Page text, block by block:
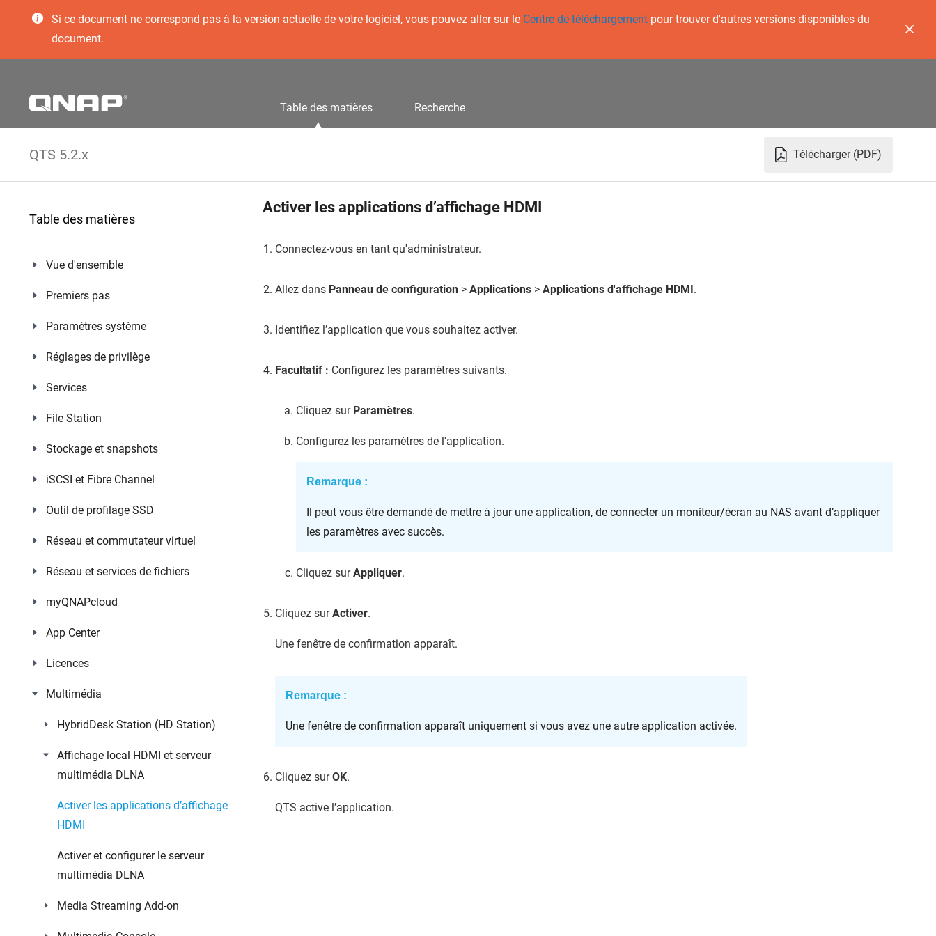
Si ce document ne correspond pas à la version actuelle de votre logiciel, vous pouvez aller sur le Centre de téléchargementpour trouver d'autres versions disponibles du
document.
Table des matières Recherche
QTS 5.2.x Télécharger (PDF)
Table des matières
Vue d'ensemble
Premiers pas
Paramètres système
Réglages de privilège
Services
File Station
Stockage et snapshots
iSCSI et Fibre Channel
Outil de profilage SSD
Réseau et commutateur virtuel
Réseau et services de fichiers
myQNAPcloud
App Center
Licences
Multimédia
HybridDesk Station (HD Station)
Affichage local HDMI et serveur
multimédia DLNA
Activer les applications d’affichage
HDMI
Activer et configurer le serveur
multimédia DLNA
Media Streaming Add-on
Activer les applications d’affichage HDMI
Connectez-vous en tant qu'administrateur.
Allez dans Panneau de configuration > Applications > Applications d'affichage HDMI.
Identifiez l’application que vous souhaitez activer.
Facultatif : Configurez les paramètres suivants.
Cliquez sur Paramètres.
Configurez les paramètres de l'application.
Remarque :
Il peut vous être demandé de mettre à jour une application, de connecter un moniteur/écran au NAS avant d’appliquer
les paramètres avec succès.
Cliquez surAppliquer.
Cliquez surActiver.
Une fenêtre de confirmation apparaît.
Remarque :
Une fenêtre de confirmation apparaît uniquement si vous avez une autre application activée.
Cliquez surOK.
QTS active l’application.